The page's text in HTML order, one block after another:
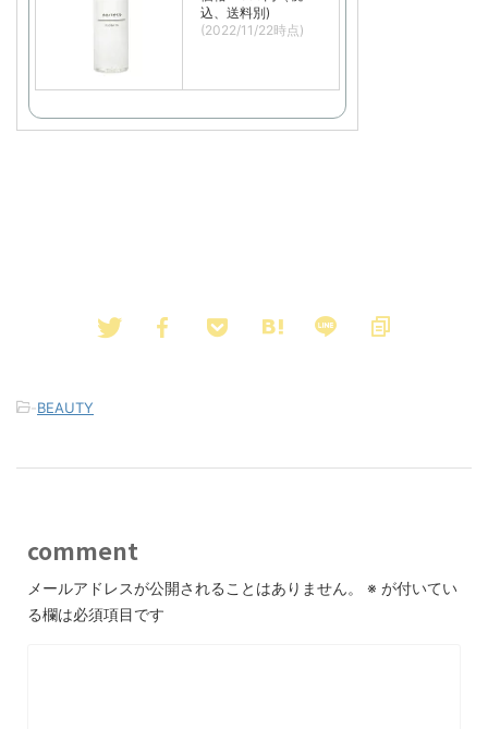
込、送料別)
(2022/11/22時点)
-BEAUTY
comment
メールアドレスが公開されることはありません。 ※ が付いてい
る欄は必須項目です